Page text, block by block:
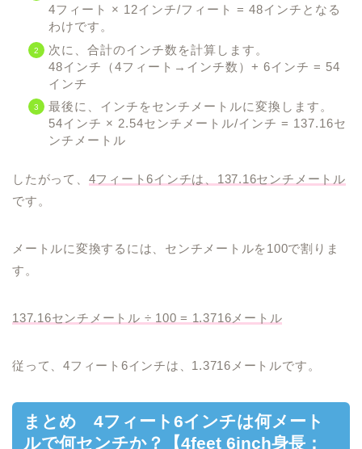
4フィート × 12インチ/フィート = 48インチとなる
わけです。
次に、合計のインチ数を計算します。
48インチ（4フィート→インチ数）+ 6インチ = 54
インチ
最後に、インチをセンチメートルに変換します。
54インチ × 2.54センチメートル/インチ = 137.16セ
ンチメートル
したがって、 4フィート6インチは、137.16センチメートル
です。
メートルに変換するには、センチメートルを100で割りま
す。
137.16センチメートル ÷ 100 = 1.3716メートル
従って、4フィート6インチは、1.3716メートルです。
まとめ 4フィート6インチは何メート
ルで何センチか？【4feet 6inch身長：